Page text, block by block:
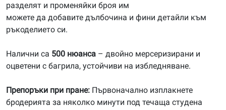
разделят и променяйки броя им
можете да добавите дълбочина и фини детайли към
ръкоделието си.
Налични са 500 нюанса – двойно мерсеризирани и
оцветени с багрила, устойчиви на избледняване.
Препоръки при пране: Първоначално изплакнете
бродерията за няколко минути под течаща студена